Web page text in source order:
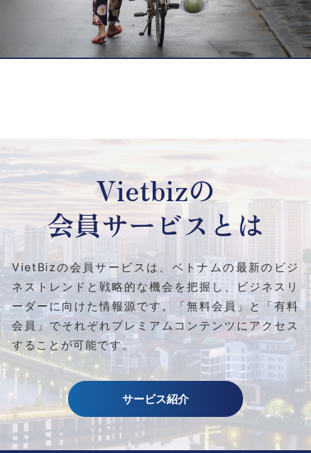
Vietbizの
会員サービスとは
VietBizの会員サービスは、ベトナムの最新のビジ
ネストレンドと戦略的な機会を把握し、ビジネスリ
ーダーに向けた情報源です。
「無料会員」と「有料
会員」でそれぞれプレミアムコンテンツにアクセス
することが可能です。
サービス紹介